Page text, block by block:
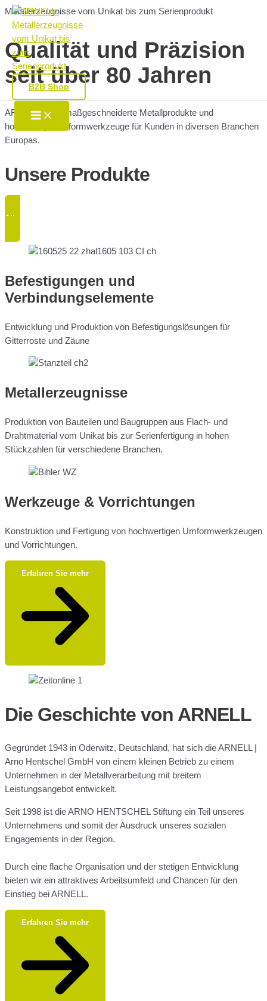
Zum
Inhalt
springen
B2B Shop
Main
Menu
Metallerzeugnisse vom Unikat bis zum Serienprodukt
Qualität und Präzision
seit über 80 Jahren
ARNELL bietet maßgeschneiderte Metallprodukte und
hochwertige Umformwerkzeuge für Kunden in diversen Branchen
Europas.
Unsere Produkte
Alle anzeigen
Befestigungen und
Verbindungselemente
Entwicklung und Produktion von Befestigungslösungen für
Gitterroste und Zäune
Metallerzeugnisse
Produktion von Bauteilen und Baugruppen aus Flach- und
Drahtmaterial vom Unikat bis zur Serienfertigung in hohen
Stückzahlen für verschiedene Branchen.
Werkzeuge & Vorrichtungen
Konstruktion und Fertigung von hochwertigen Umformwerkzeugen
und Vorrichtungen.
Erfahren Sie mehr
Die Geschichte von ARNELL
Gegründet 1943 in Oderwitz, Deutschland, hat sich die ARNELL |
Arno Hentschel GmbH von einem kleinen Betrieb zu einem
Unternehmen in der Metallverarbeitung mit breitem
Leistungsangebot entwickelt.
Seit 1998 ist die ARNO HENTSCHEL Stiftung ein Teil unseres
Unternehmens und somit der Ausdruck unseres sozialen
Engagements in der Region.
Durch eine flache Organisation und der stetigen Entwicklung
bieten wir ein attraktives Arbeitsumfeld und Chancen für den
Einstieg bei ARNELL.
Erfahren Sie mehr